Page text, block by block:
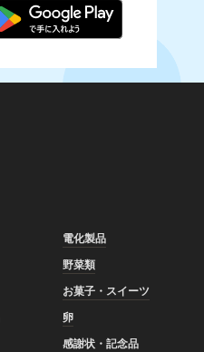
電化製品
野菜類
お菓子・スイーツ
卵
感謝状・記念品